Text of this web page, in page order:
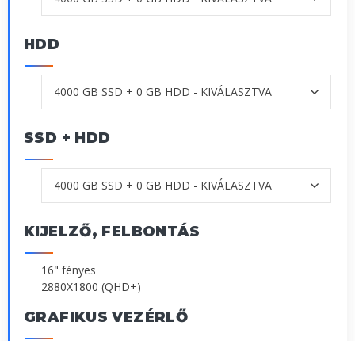
HDD
SSD + HDD
KIJELZŐ, FELBONTÁS
16" fényes
2880X1800 (QHD+)
GRAFIKUS VEZÉRLŐ